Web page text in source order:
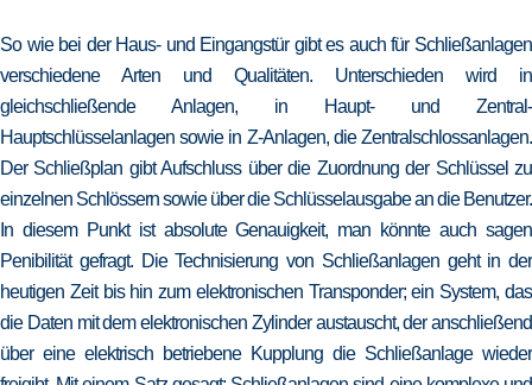
So wie bei der Haus- und Eingangstür gibt es auch für Schließanlagen
verschiedene Arten und Qualitäten. Unterschieden wird in
gleichschließende Anlagen, in Haupt- und Zentral-
Hauptschlüsselanlagen sowie in Z-Anlagen, die Zentralschlossanlagen.
Der Schließplan gibt Aufschluss über die Zuordnung der Schlüssel zu
einzelnen Schlössern sowie über die Schlüsselausgabe an die Benutzer.
In diesem Punkt ist absolute Genauigkeit, man könnte auch sagen
Penibilität gefragt. Die Technisierung von Schließanlagen geht in der
heutigen Zeit bis hin zum elektronischen Transponder; ein System, das
die Daten mit dem elektronischen Zylinder austauscht, der anschließend
über eine elektrisch betriebene Kupplung die Schließanlage wieder